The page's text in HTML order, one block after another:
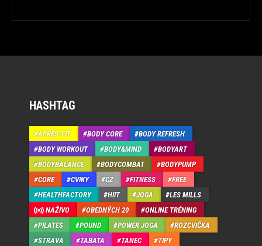
HASHTAG
APRÉS-FIT BODY CORE
BODY REFRESH
BODY WORKOUT
BODY&MIND
BODYART
BODYBALANCE
BODYCOMBAT
BODYPUMP
CORE
CVIKY CZ FITNESS
FREE
HEALTHFACTORY
HIIT JOGA
LES MILLS
NAŽIVO
OBEDNÝCH 20
ONLINE TRÉNING
PILATES
POUND POWER JOGA
ROZCVIČKA
STRAVA
TABATA TANEC
TIPY